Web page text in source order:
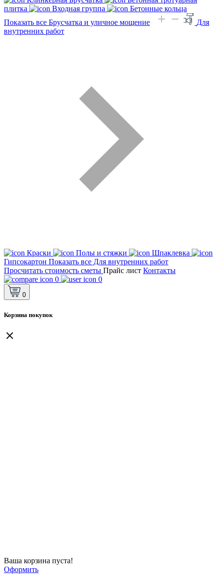
плитка
Входная группа
Бетонные кольца
Показать все Брусчатка и уличное мощение
Для
внутренних работ
Краски Полы и стяжки
Шпаклевка
Гипсокартон Показать все Для внутренних работ
Просчитать стоимость сметы Прайс лист Контакты
0
0
0
Корзина покупок
Ваша корзина пуста!
Оформить